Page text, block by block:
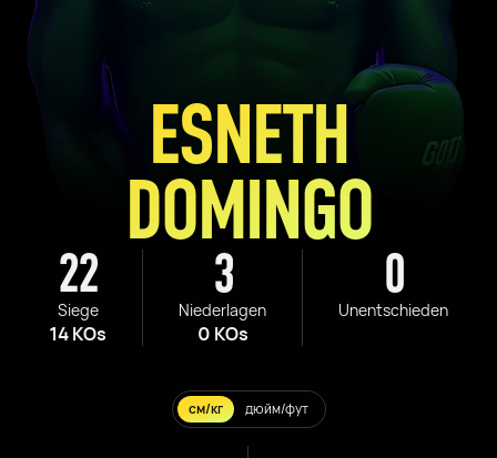
22
Siege
14 KOs
3
Niederlagen
0 KOs
0
Unentschieden
ESNETH
DOMINGO
см/кг дюйм/фут